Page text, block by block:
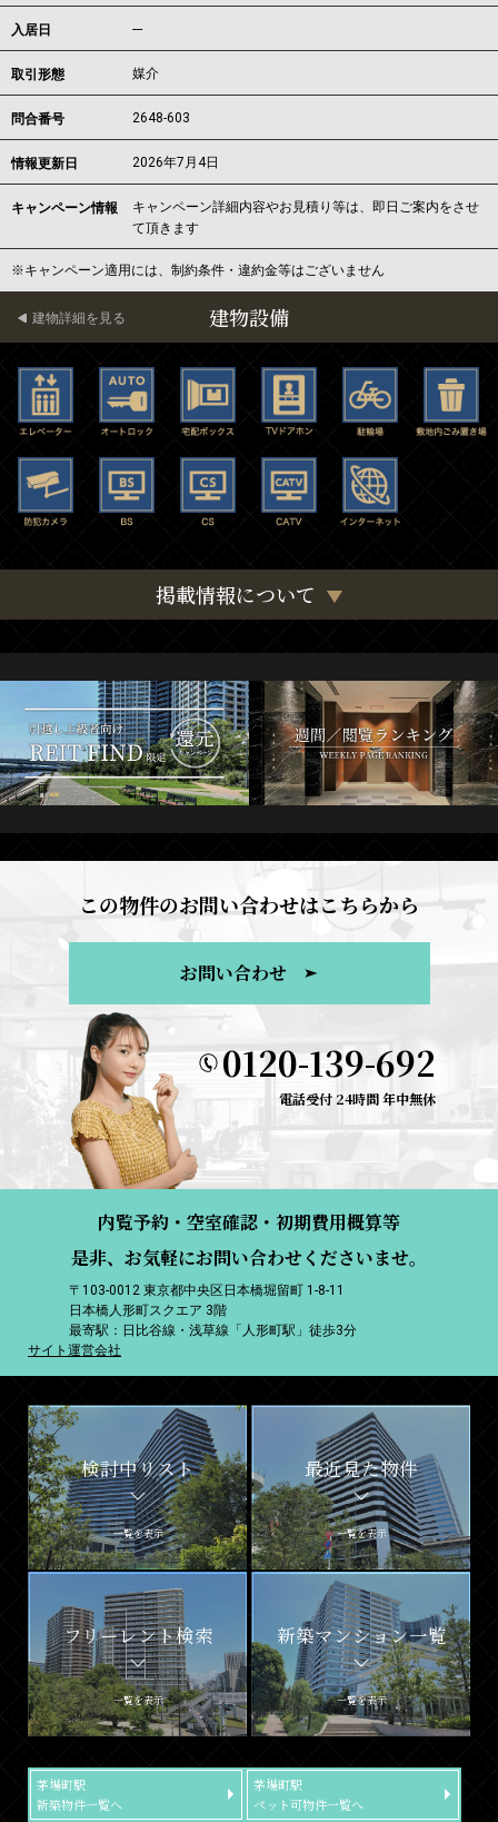
入居日 ---
取引形態 媒介
問合番号 2648-603
情報更新日 2026年7月4日
キャンペーン情報
キャンペーン詳細内容やお見積り等は、即日ご案内をさせ
て頂きます
※キャンペーン適用には、制約条件・違約金等はございません
建物設備
建物詳細を見る
掲載情報について
この物件のお問い合わせはこちらから
お問い合わせ
0120-139-692
電話受付 24時間 年中無休
内覧予約・空室確認・初期費用概算等
是非、お気軽にお問い合わせくださいませ。
〒103-0012 東京都中央区日本橋堀留町 1-8-11
日本橋人形町スクエア 3階
最寄駅：日比谷線・浅草線「人形町駅」徒歩3分
サイト運営会社
検討中リスト
一覧を表示
最近見た物件
一覧を表示
フリーレント検索
一覧を表示
新築マンション一覧
一覧を表示
茅場町駅
新築物件一覧へ
茅場町駅
ペット可物件一覧へ